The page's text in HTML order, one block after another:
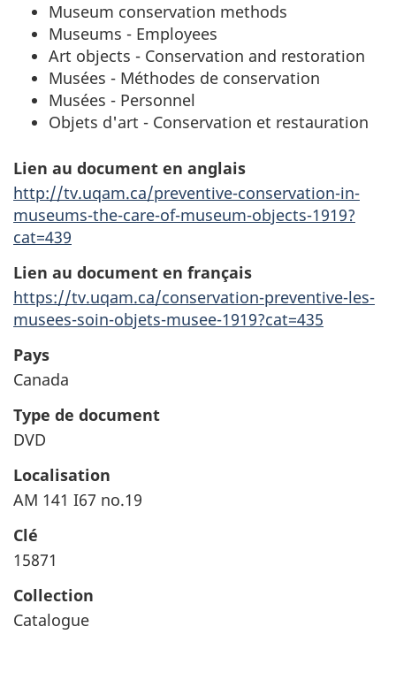
Museum conservation methods
Museums - Employees
Art objects - Conservation and restoration
Musées - Méthodes de conservation
Musées - Personnel
Objets d'art - Conservation et restauration
Lien au document en anglais
http://tv.uqam.ca/preventive-conservation-in-
museums-the-care-of-museum-objects-1919?
cat=439
Lien au document en français
https://tv.uqam.ca/conservation-preventive-les-
musees-soin-objets-musee-1919?cat=435
Pays
Canada
Type de document
DVD
Localisation
AM 141 I67 no.19
Clé
15871
Collection
Catalogue